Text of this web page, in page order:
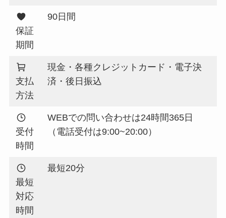
保証
期間
90日間
支払
方法
現金・各種クレジットカード・電子決
済・後日振込
受付
時間
WEBでの問い合わせは24時間365日
（電話受付は9:00~20:00）
最短
対応
時間
最短20分